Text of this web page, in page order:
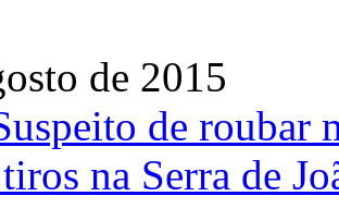
de 2015
de roubar
na Serra de